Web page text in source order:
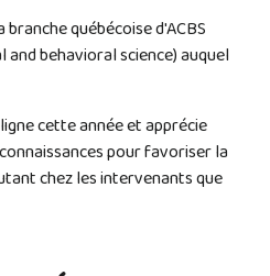
québécoise d'ACBS
behavioral science) auquel
cette année et apprécie
pour favoriser la
chez les intervenants que